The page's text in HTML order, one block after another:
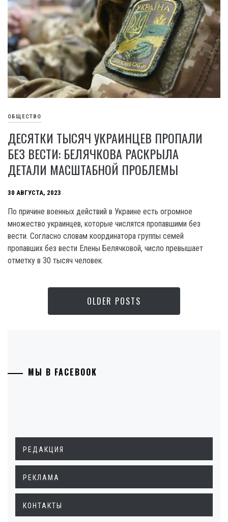
ОБЩЕСТВО
ДЕСЯТКИ ТЫСЯЧ УКРАИНЦЕВ ПРОПАЛИ
БЕЗ ВЕСТИ: БЕЛЯЧКОВА РАСКРЫЛА
ДЕТАЛИ МАСШТАБНОЙ ПРОБЛЕМЫ
30 АВГУСТА, 2023
По причине военных действий в Украине есть огромное
множество украинцев, которые числятся пропавшими без
вести. Согласно словам координатора группы семей
пропавших без вести Елены Белячковой, число превышает
отметку в 30 тысяч человек.
OLDER POSTS
МЫ В FACEBOOK
РЕДАКЦИЯ
РЕКЛАМА
КОНТАКТЫ